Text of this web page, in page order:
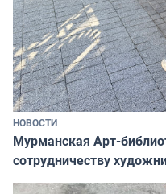
НОВОСТИ
Мурманская Арт-
сотрудничеству